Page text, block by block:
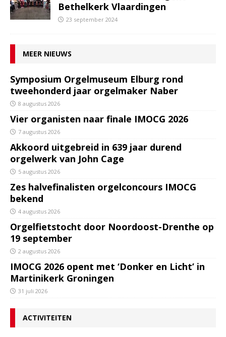
Bethelkerk Vlaardingen
23 september 2024
MEER NIEUWS
Symposium Orgelmuseum Elburg rond
tweehonderd jaar orgelmaker Naber
8 augustus 2026
Vier organisten naar finale IMOCG 2026
7 augustus 2026
Akkoord uitgebreid in 639 jaar durend
orgelwerk van John Cage
5 augustus 2026
Zes halvefinalisten orgelconcours IMOCG
bekend
4 augustus 2026
Orgelfietstocht door Noordoost-Drenthe op
19 september
2 augustus 2026
IMOCG 2026 opent met ‘Donker en Licht’ in
Martinikerk Groningen
31 juli 2026
ACTIVITEITEN